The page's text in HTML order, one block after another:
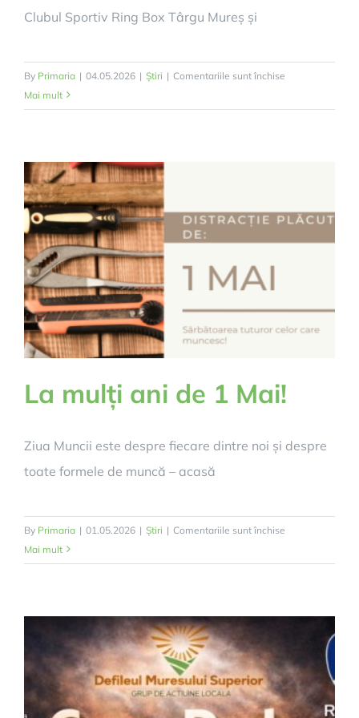
Clubul Sportiv Ring Box Târgu Mureș și
By Primaria | 04.05.2026 | Știri | Comentariile sunt închise
Deda
a
V-
a
Mai mult
La mulți ani de 1 Mai!
Ziua Muncii este despre fiecare dintre noi și despre
toate formele de muncă – acasă
By Primaria | 01.05.2026 | Știri | Comentariile sunt închise
mulți
Mai mult